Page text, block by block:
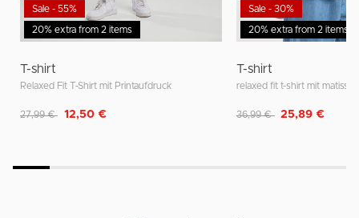
20% extra from 2 items
Sale - 55%
T-shirt
Relaxed Fit T-Shirt mit Printaufdruck
Reduziert von
27,99 € auf
12,50 €
20% extra from 2 items
Sale - 30%
T-shirt
relaxed fit t-shirt mit matisse
Reduziert von
36,99 € auf
25,89 €